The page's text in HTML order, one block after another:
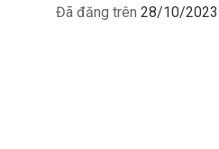
Đã đăng trên 28/10/2023